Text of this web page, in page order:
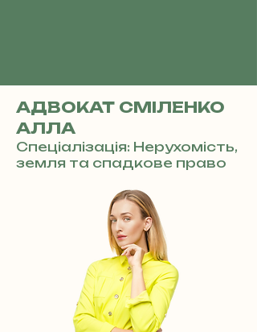
АДВОКАТ СМІЛЕНКО
АЛЛА
Спеціалізація: Нерухомість,
земля та спадкове право